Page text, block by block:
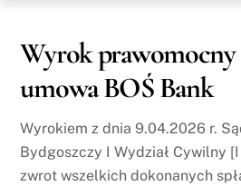
Wyrok prawomocny
umowa BOŚ Bank
Wyrokiem z dnia 9.04.2026 r.
Bydgoszczy I Wydział Cywilny
zwrot wszelkich dokonanych